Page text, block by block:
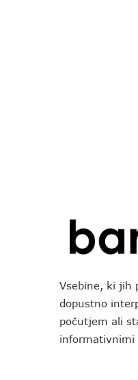
Vsebine, ki jih
dopustno
počutjem ali
informativnimi